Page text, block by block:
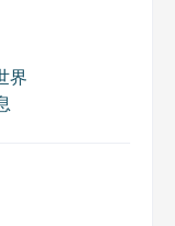
界